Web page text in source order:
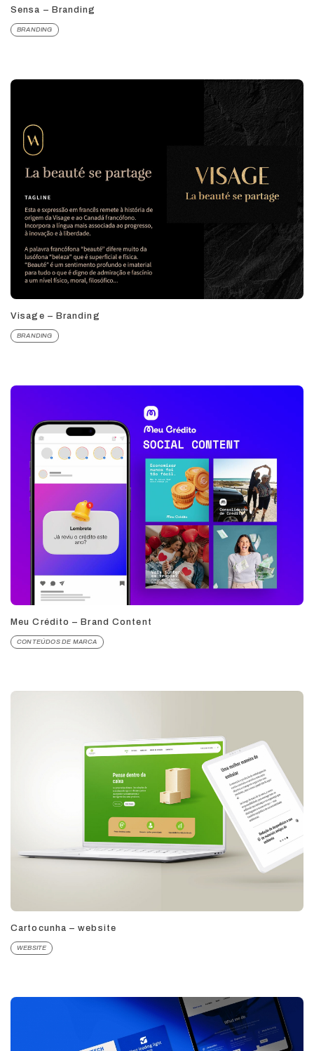
Sensa – Branding
BRANDING
Visage – Branding
BRANDING
Meu Crédito – Brand Content
CONTEÚDOS DE MARCA
Cartocunha – website
WEBSITE